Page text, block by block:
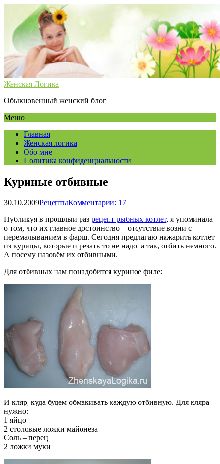
Женская Логика
Обыкновенный женский блог
Меню
Главная
Женская логика
Обо мне
Политика конфиденциальности
Куриные отбивные
30.10.2009РецептыКомментарии: 17
Публикуя в прошлый раз рецепт рыбных котлет, я упоминала
о том, что их главное достоинство – отсутствие возни с
перемалыванием в фарш. Сегодня предлагаю нажарить котлет
из курицы, которые и резать-то не надо, а так, отбить немного.
А посему назовём их отбивными.
Для отбивных нам понадобится куриное филе:
И кляр, куда будем обмакивать каждую отбивную. Для кляра
нужно:
1 яйцо
2 столовые ложки майонеза
Соль – перец
2 ложки муки